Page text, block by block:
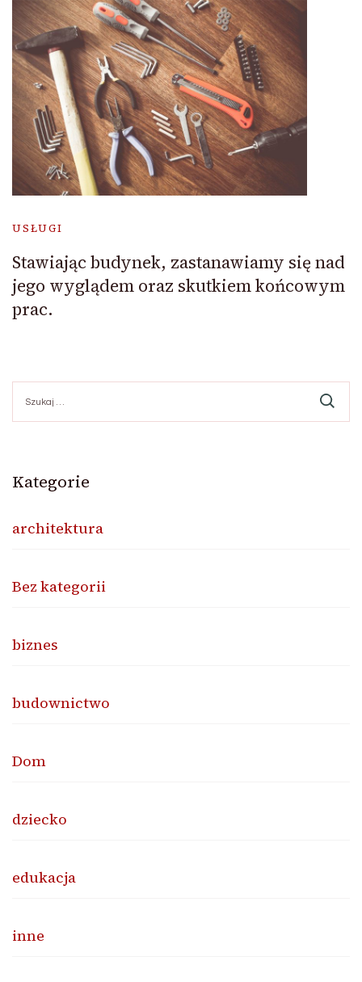
USŁUGI
Stawiając budynek, zastanawiamy się nad
jego wyglądem oraz skutkiem końcowym
prac.
Kategorie
architektura
Bez kategorii
biznes
budownictwo
Dom
dziecko
edukacja
inne